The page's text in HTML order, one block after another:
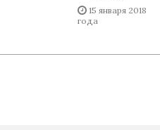
15 января 2018
года